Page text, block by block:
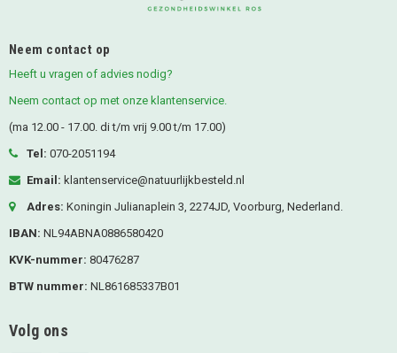
Neem contact op
Heeft u vragen of advies nodig?
Neem contact op met onze klantenservice.
(ma 12.00 - 17.00. di t/m vrij 9.00 t/m 17.00)
Tel: 070-2051194
Email: klantenservice@natuurlijkbesteld.nl
Adres: Koningin Julianaplein 3, 2274JD, Voorburg, Nederland.
IBAN: NL94ABNA0886580420
KVK-nummer: 80476287
BTW nummer: NL861685337B01
Volg ons